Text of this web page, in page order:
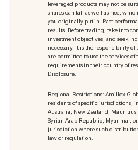
leveraged products may not be
shares can fall as well as rise,
you originally put in. Past
results. Before trading, take into
investment objectives, and seek
necessary. It is the responsibility
are permitted to use the services of
requirements in their country of
Disclosure.
Regional Restrictions: Amillex
residents of specific jurisdictions,
Australia, New Zealand,
Syrian Arab Republic, Myanmar,
jurisdiction where such
law or regulation.